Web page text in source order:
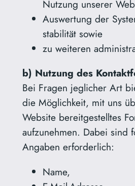
Nutzung unserer
Auswertung der
stabilität sowie
zu weiteren
b) Nutzung des
Bei Fragen jeglicher Art
die Möglichkeit, mit uns
Website bereitgestelltes
aufzunehmen. Dabei sind
Angaben erforderlich:
Name,